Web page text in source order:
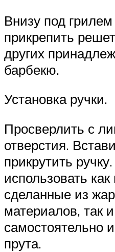
Внизу под
прикрепить
других
барбекю.
Установка ручки.
Просверлить с
отверстия.
прикрутить
использовать как
сделанные из
материалов, так
самостоятельно
прута.